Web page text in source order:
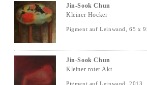
Jin-Sook Chun
Kleiner Hocker
Pigment auf Leinwand, 65 x
Jin-Sook Chun
Kleiner roter Akt
Pigment auf Leinwand, 2013